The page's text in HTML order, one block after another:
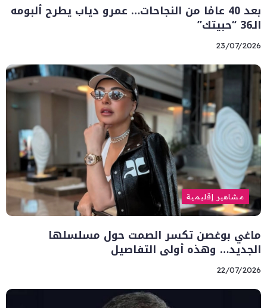
بعد 40 عامًا من النجاحات… عمرو دياب يطرح ألبومه
الـ36 “حبيتك”
23/07/2026
مشاهير إقليمية
ماغي بوغصن تكسر الصمت حول مسلسلها
الجديد… وهذه أولى التفاصيل
22/07/2026